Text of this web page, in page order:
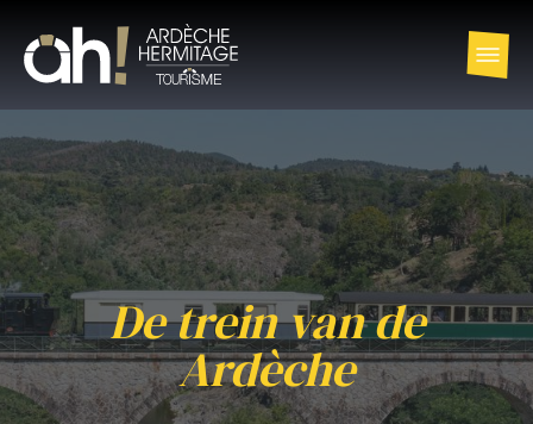
De trein van de
Ardèche